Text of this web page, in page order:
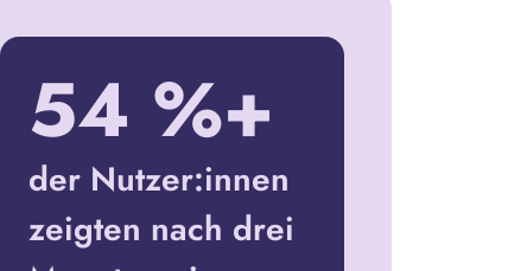
54 %+
der Nutzer:innen
zeigten nach drei